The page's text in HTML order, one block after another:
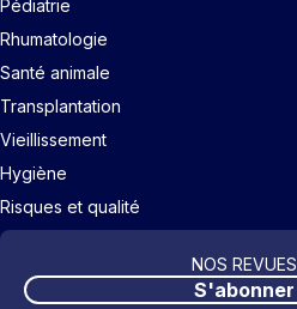
Pédiatrie
Rhumatologie
Santé animale
Transplantation
Vieillissement
Hygiène
Risques et qualité
NOS REVUES
S'abonner